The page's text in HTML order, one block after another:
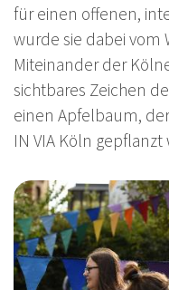
für einen offenen,
wurde sie dabei vom
Miteinander der
sichtbares Zeichen
einen Apfelbaum,
IN VIA Köln gepflanzt